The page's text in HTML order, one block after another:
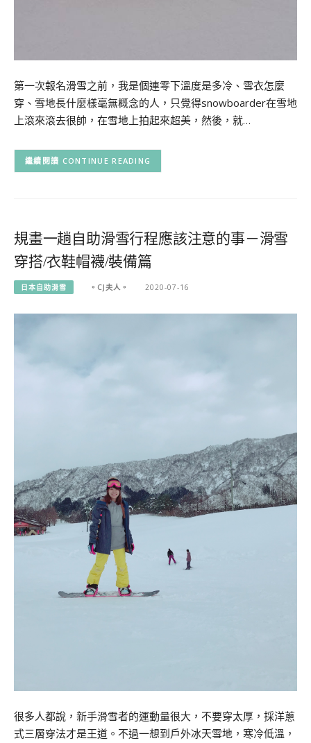
第一次報名滑雪之前，我是個連零下溫度是多冷、雪衣怎麼
穿、雪地長什麼樣毫無概念的人，只覺得snowboarder在雪地
上滾來滾去很帥，在雪地上拍起來超美，然後，就…
CONTINUE READING
規畫一趟自助滑雪行程應該注意的事－滑雪
穿搭/衣鞋帽襪/裝備篇
日本自助滑雪 。CJ夫人。 2020-07-16
很多人都說，新手滑雪者的運動量很大，不要穿太厚，採洋蔥
式三層穿法才是王道。不過一想到戶外冰天雪地，寒冷低溫，